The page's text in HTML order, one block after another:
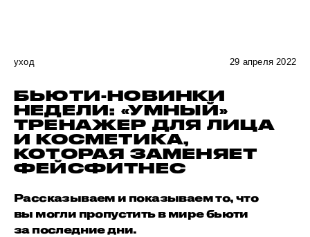
уход 29 апреля 2022
БЬЮТИ-НОВИНКИ
НЕДЕЛИ: «УМНЫЙ»
ТРЕНАЖЕР ДЛЯ ЛИЦА
И КОСМЕТИКА,
КОТОРАЯ ЗАМЕНЯЕТ
ФЕЙСФИТНЕС
Рассказываем и показываем то, что
вы могли пропустить в мире бьюти
за последние дни.